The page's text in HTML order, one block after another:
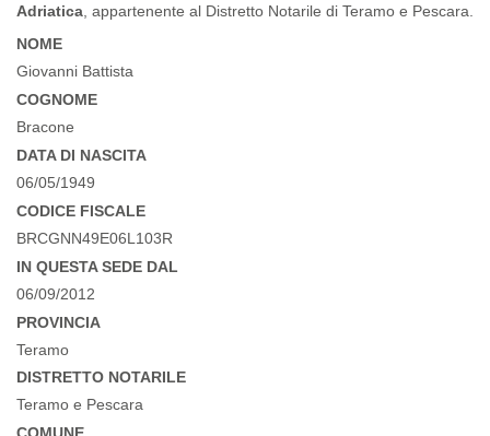
Adriatica , appartenente al Distretto Notarile di Teramo e Pescara.
NOME
Giovanni Battista
COGNOME
Bracone
DATA DI NASCITA
06/05/1949
CODICE FISCALE
BRCGNN49E06L103R
IN QUESTA SEDE DAL
06/09/2012
PROVINCIA
Teramo
DISTRETTO NOTARILE
Teramo e Pescara